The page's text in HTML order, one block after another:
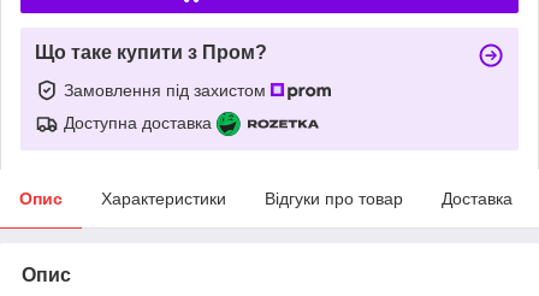
Що таке купити з Пром?
Замовлення під захистом
Доступна доставка
Опис Характеристики Відгуки про товар Доставка
Опис